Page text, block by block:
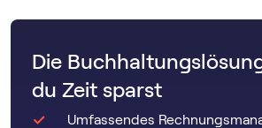
Die
du Zeit sparst
Umfassendes